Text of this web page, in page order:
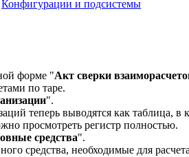
Конфигурации и подсистемы
форме "Акт сверки
по таре.
".
теперь выводятся как таблица, в
просмотреть регистр полностью.
средства".
средства, необходимые для